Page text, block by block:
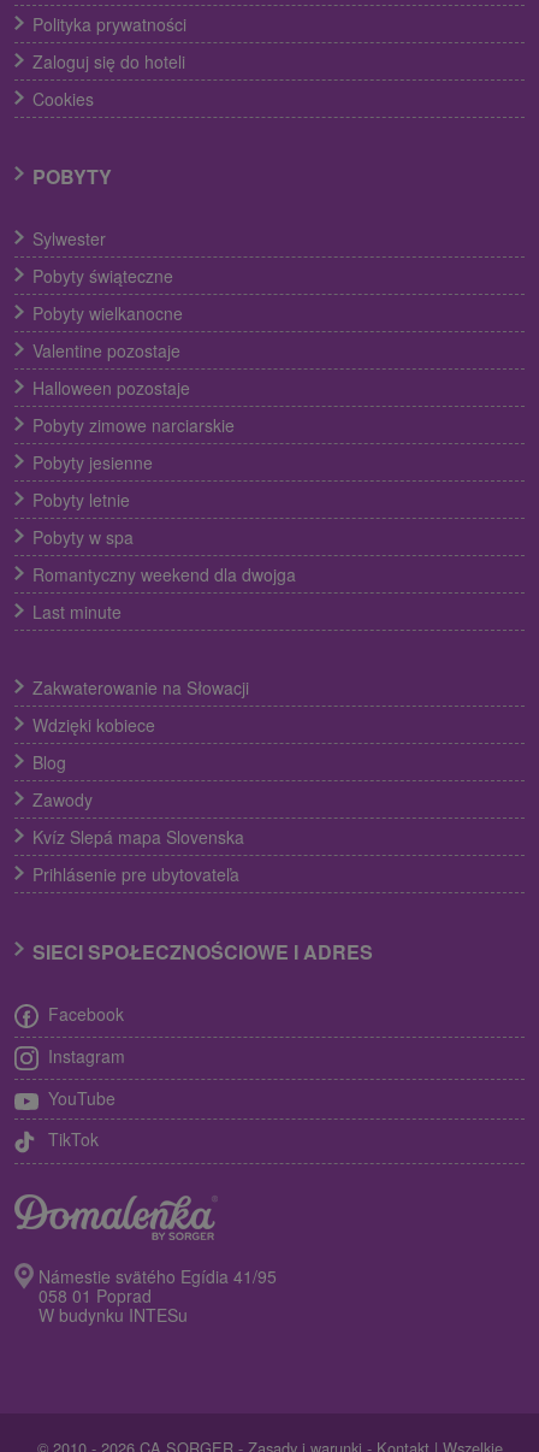
Polityka prywatności
Zaloguj się do hoteli
Cookies
POBYTY
Sylwester
Pobyty świąteczne
Pobyty wielkanocne
Valentine pozostaje
Halloween pozostaje
Pobyty zimowe narciarskie
Pobyty jesienne
Pobyty letnie
Pobyty w spa
Romantyczny weekend dla dwojga
Last minute
Zakwaterowanie na Słowacji
Wdzięki kobiece
Blog
Zawody
Kvíz Slepá mapa Slovenska
Prihlásenie pre ubytovateľa
SIECI SPOŁECZNOŚCIOWE I ADRES
Facebook
Instagram
YouTube
TikTok
Námestie svätého Egídia 41/95
058 01 Poprad
W budynku INTESu